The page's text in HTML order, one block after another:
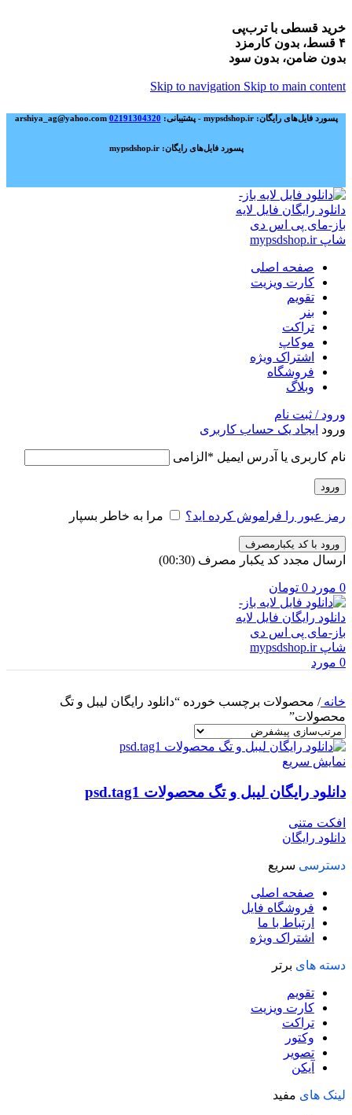
خرید قسطی با ترب‌پی
۴ قسط، بدون کارمزد
بدون ضامن، بدون سود
Skip to navigation Skip to main content
پسورد فایل‌های رایگان: mypsdshop.ir - پشتیبانی: arshiya_ag@yahoo.com 02191304320
پسورد فایل‌های رایگان: mypsdshop.ir
صفحه اصلی
کارت ویزیت
تقویم
بنر
تراکت
موکاپ
اشتراک ویژه
فروشگاه
وبلاگ
ورود / ثبت نام
ورود ایجاد یک حساب کاربری
نام کاربری یا آدرس ایمیل * الزامی
ورود
رمز عبور را فراموش کرده اید؟ مرا به خاطر بسپار
ورود با کد یکبارمصرف
ارسال مجدد کد یکبار مصرف (00:
30
)
0 مورد 0 تومان
0 مورد
خانه/ محصولات برچسب خورده “دانلود رایگان لیبل و تگ
محصولات”
نمایش سریع
دانلود رایگان لیبل و تگ محصولات psd.tag1
افکت متنی
دانلود رایگان
دسترسی سریع
صفحه اصلی
فروشگاه فایل
ارتباط با ما
اشتراک ویژه
دسته های برتر
تقویم
کارت ویزیت
تراکت
وکتور
تصویر
آیکن
لینک های مفید